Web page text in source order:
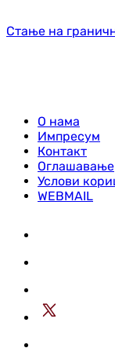
Стање на
О нама
Импресум
Контакт
Оглашавање
Услови
WEBMAIL